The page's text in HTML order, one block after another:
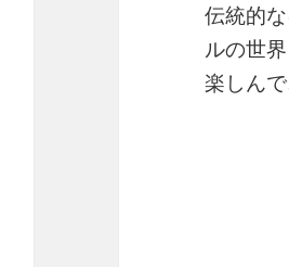
伝統的
ルの世
楽しん